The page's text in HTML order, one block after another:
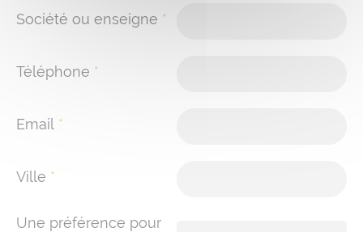
Société ou enseigne *
Téléphone *
Email *
Ville *
Une préférence pour